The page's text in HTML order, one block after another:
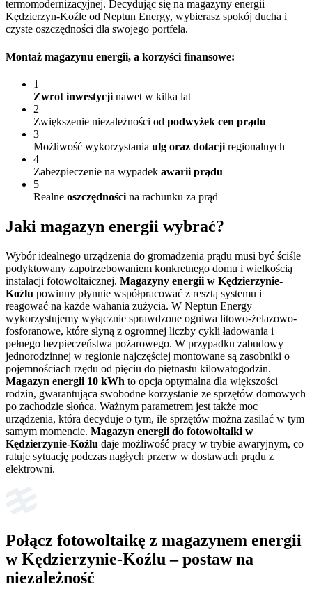
termomodernizacyjnej. Decydując się na magazyny energii
Kędzierzyn-Koźle od Neptun Energy, wybierasz spokój ducha i
czyste oszczędności dla swojego portfela.
Montaż magazynu energii, a korzyści finansowe:
1
Zwrot inwestycji nawet w kilka lat
2
Zwiększenie niezależności od podwyżek cen prądu
3
Możliwość wykorzystania ulg oraz dotacji regionalnych
4
Zabezpieczenie na wypadek awarii prądu
5
Realne oszczędności na rachunku za prąd
Jaki magazyn energii wybrać?
Wybór idealnego urządzenia do gromadzenia prądu musi być ściśle
podyktowany zapotrzebowaniem konkretnego domu i wielkością
instalacji fotowoltaicznej. Magazyny energii w Kędzierzynie-
Koźlu powinny płynnie współpracować z resztą systemu i
reagować na każde wahania zużycia. W Neptun Energy
wykorzystujemy wyłącznie sprawdzone ogniwa litowo-żelazowo-
fosforanowe, które słyną z ogromnej liczby cykli ładowania i
pełnego bezpieczeństwa pożarowego. W przypadku zabudowy
jednorodzinnej w regionie najczęściej montowane są zasobniki o
pojemnościach rzędu od pięciu do piętnastu kilowatogodzin.
Magazyn energii 10 kWh to opcja optymalna dla większości
rodzin, gwarantująca swobodne korzystanie ze sprzętów domowych
po zachodzie słońca. Ważnym parametrem jest także moc
urządzenia, która decyduje o tym, ile sprzętów można zasilać w tym
samym momencie. Magazyn energii do fotowoltaiki w
Kędzierzynie-Koźlu daje możliwość pracy w trybie awaryjnym, co
ratuje sytuację podczas nagłych przerw w dostawach prądu z
elektrowni.
Połącz fotowoltaikę z magazynem energii
w Kędzierzynie-Koźlu – postaw na
niezależność